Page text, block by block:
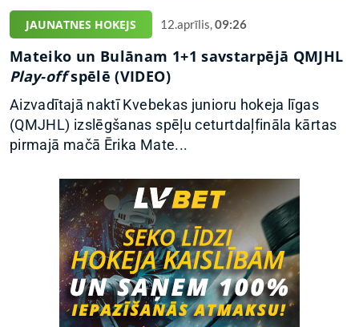
JAUNATNES HOKEJS 12.aprīlis,09:26
Mateiko un Bulānam 1+1 savstarpējā QMJHL
Play-offspēlē (VIDEO)
Aizvadītajā naktī Kvebekas junioru hokeja līgas
(QMJHL) izslēgšanas spēļu ceturtdaļfināla kārtas
pirmajā mačā Ērika Mate...